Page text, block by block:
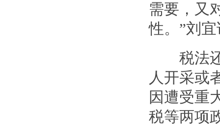
需要，又
性。”刘
税法还
人开采或
因遭受重
税等两项